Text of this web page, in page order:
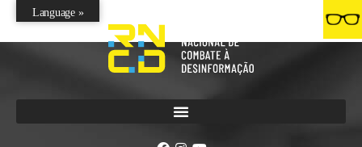
Language »